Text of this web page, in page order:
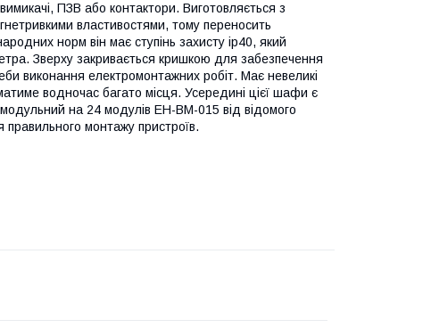
ПЗВ або контактори. Виготовляється з
властивостями, тому переносить
норм він має ступінь захисту ip40, який
Зверху закривається кришкою для забезпечення
виконання електромонтажних робіт. Має невеликі
водночас багато місця. Усередині цієї шафи є
на 24 модулів EH-BM-015 від відомого
монтажу пристроїв.